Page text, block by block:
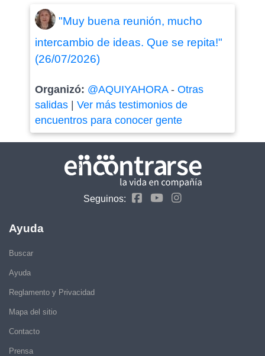
"Muy buena reunión, mucho
intercambio de ideas. Que se repita!"
(26/07/2026)
Organizó: @AQUIYAHORA- Otras
salidas| Ver más testimonios de
encuentros para conocer gente
Seguinos:
Ayuda
Buscar
Ayuda
Reglamento y Privacidad
Mapa del sitio
Contacto
Prensa